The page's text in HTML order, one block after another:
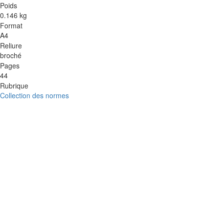
Poids
0.146 kg
Format
A4
Reliure
broché
Pages
44
Rubrique
Collection des normes